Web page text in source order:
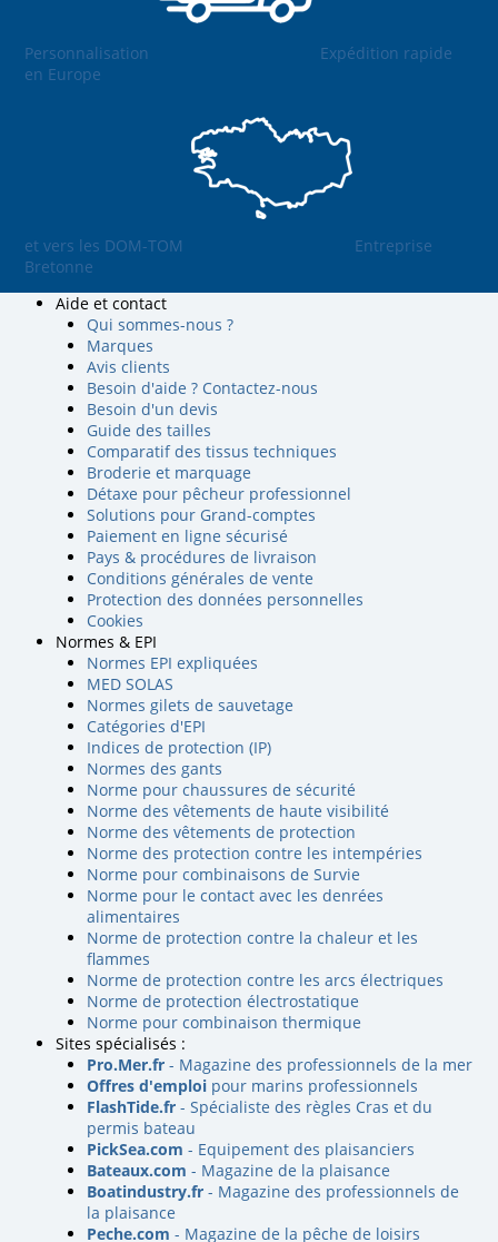
Personnalisation
Expédition rapide
en Europe
et vers les DOM-TOM
Entreprise
Bretonne
Aide et contact
Qui sommes-nous ?
Marques
Avis clients
Besoin d'aide ? Contactez-nous
Besoin d'un devis
Guide des tailles
Comparatif des tissus techniques
Broderie et marquage
Détaxe pour pêcheur professionnel
Solutions pour Grand-comptes
Paiement en ligne sécurisé
Pays & procédures de livraison
Conditions générales de vente
Protection des données personnelles
Cookies
Normes & EPI
Normes EPI expliquées
MED SOLAS
Normes gilets de sauvetage
Catégories d'EPI
Indices de protection (IP)
Normes des gants
Norme pour chaussures de sécurité
Norme des vêtements de haute visibilité
Norme des vêtements de protection
Norme des protection contre les intempéries
Norme pour combinaisons de Survie
Norme pour le contact avec les denrées
alimentaires
Norme de protection contre la chaleur et les
flammes
Norme de protection contre les arcs électriques
Norme de protection électrostatique
Norme pour combinaison thermique
Sites spécialisés :
Pro.Mer.fr - Magazine des professionnels de la mer
Offres d'emploi pour marins professionnels
FlashTide.fr - Spécialiste des règles Cras et du
permis bateau
PickSea.com - Equipement des plaisanciers
Bateaux.com - Magazine de la plaisance
Boatindustry.fr - Magazine des professionnels de
la plaisance
Peche.com - Magazine de la pêche de loisirs